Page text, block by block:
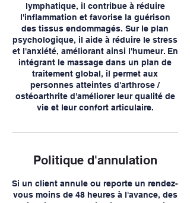
lymphatique, il contribue à réduire
l'inflammation et favorise la guérison
des tissus endommagés. Sur le plan
psychologique, il aide à réduire le stress
et l'anxiété, améliorant ainsi l'humeur. En
intégrant le massage dans un plan de
traitement global, il permet aux
personnes atteintes d'arthrose /
ostéoarthrite d'améliorer leur qualité de
vie et leur confort articulaire.
Politique d'annulation
Si un client annule ou reporte un rendez-
vous moins de 48 heures à l'avance, des